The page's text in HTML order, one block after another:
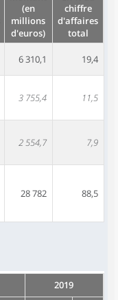
(en
millions
d'euros)
chiffre
d'affaires
total
6 310,1 19,4
3 755,4 11,5
2 554,7 7,9
28 782 88,5
2019